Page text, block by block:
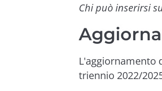
Chi può inserirsi
L'aggiornamento
triennio 2022/